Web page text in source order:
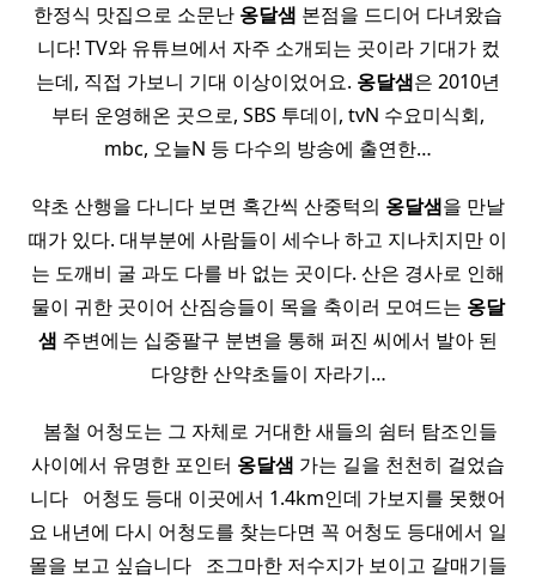
한정식 맛집으로 소문난 옹달샘 본점을 드디어 다녀왔습
니다! TV와 유튜브에서 자주 소개되는 곳이라 기대가 컸
는데, 직접 가보니 기대 이상이었어요. 옹달샘은 2010년
부터 운영해온 곳으로, SBS 투데이, tvN 수요미식회,
mbc, 오늘N 등 다수의 방송에 출연한…
약초 산행을 다니다 보면 혹간씩 산중턱의 옹달샘을 만날
때가 있다. 대부분에 사람들이 세수나 하고 지나치지만 이
는 도깨비 굴 과도 다를 바 없는 곳이다. 산은 경사로 인해
물이 귀한 곳이어 산짐승들이 목을 축이러 모여드는 옹달
샘 주변에는 십중팔구 분변을 통해 퍼진 씨에서 발아 된
다양한 산약초들이 자라기…
​ 봄철 어청도는 그 자체로 거대한 새들의 쉼터 탐조인들
사이에서 유명한 포인터 옹달샘 가는 길을 천천히 걸었습
니다 ​ ​ 어청도 등대 이곳에서 1.4km인데 가보지를 못했어
요 내년에 다시 어청도를 찾는다면 꼭 어청도 등대에서 일
몰을 보고 싶습니다 ​ ​ 조그마한 저수지가 보이고 갈매기들